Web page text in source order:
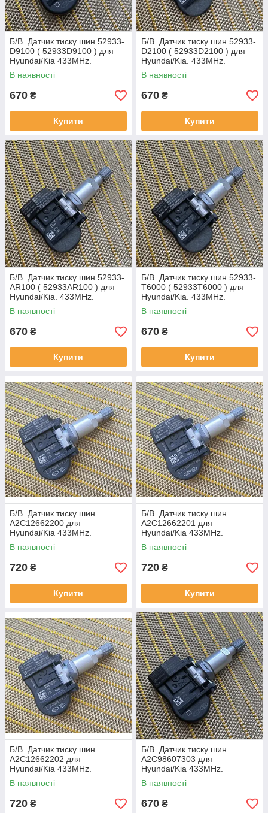
Б/В. Датчик тиску шин 52933-
D9100 ( 52933D9100 ) для
Hyundai/Kia 433MHz.
В наявності
670 ₴
Купити
Б/В. Датчик тиску шин 52933-
D2100 ( 52933D2100 ) для
Hyundai/Kia. 433MHz.
В наявності
670 ₴
Купити
Б/В. Датчик тиску шин 52933-
AR100 ( 52933AR100 ) для
Hyundai/Kia. 433MHz.
В наявності
670 ₴
Купити
Б/В. Датчик тиску шин 52933-
T6000 ( 52933T6000 ) для
Hyundai/Kia. 433MHz.
В наявності
670 ₴
Купити
Б/В. Датчик тиску шин
A2C12662200 для
Hyundai/Kia 433MHz.
В наявності
720 ₴
Купити
Б/В. Датчик тиску шин
A2C12662201 для
Hyundai/Kia 433MHz.
В наявності
720 ₴
Купити
Б/В. Датчик тиску шин
A2C12662202 для
Hyundai/Kia 433MHz.
В наявності
720 ₴
Б/В. Датчик тиску шин
A2C98607303 для
Hyundai/Kia 433MHz.
В наявності
670 ₴